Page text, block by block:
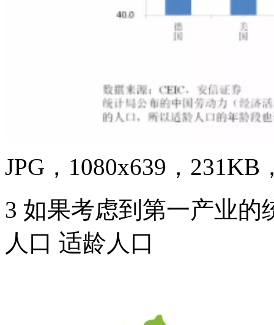
JPG，1080x639，231KB
3 如果考虑到第一产业的
人口 适龄人口